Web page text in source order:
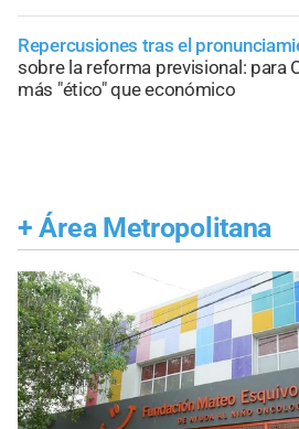
Repercusiones tras el
sobre la reforma previsional: para
más "ético" que económico
+ Área Metropolitana